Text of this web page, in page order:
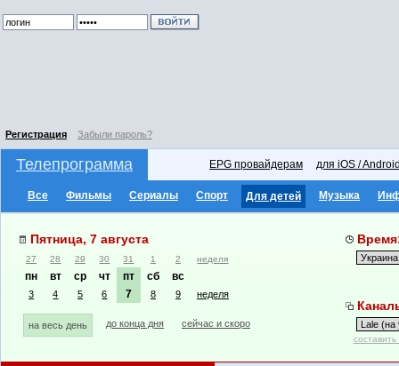
Регистрация Забыли пароль?
Телепрограмма EPG провайдерам для iOS /
Все Фильмы Сериалы Спорт Для детей Музыка
Пятница, 7 августа
27 28 29 30 31 1 2 неделя
пн вт ср чт пт сб вс
3 4 5 6 7 8 9 неделя
на весь день до конца дня сейчас и скоро